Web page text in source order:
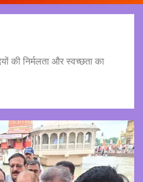
की निर्मलता और स्वच्छता का